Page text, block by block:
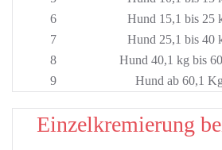
6
Hund 15,1 bis 25
7
Hund 25,1 bis 40
8
Hund 40,1 kg bis
9
Hund ab 60,1 Kg
Einzelkremierung